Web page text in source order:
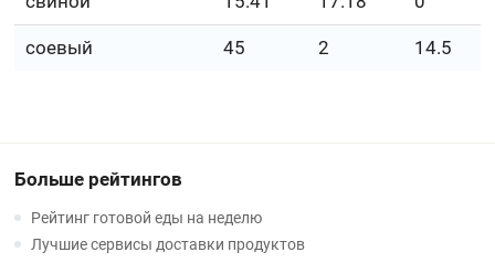
соевый 45 2 14.5
Больше рейтингов
Рейтинг готовой еды на неделю
Лучшие сервисы доставки продуктов